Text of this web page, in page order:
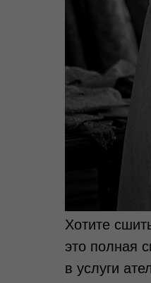
Хотите
это полная
в услуги